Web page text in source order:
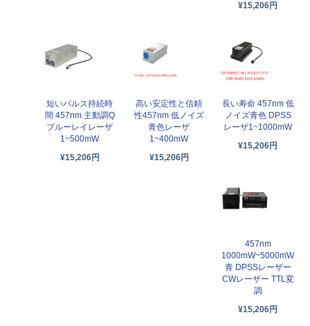
¥15,206円
短いパルス持続時
間 457nm 主動調Q
ブルーレイレーザ
1~500mW
¥15,206円
高い安定性と信頼
性457nm 低ノイズ
青色レーザ
1~400mW
¥15,206円
長い寿命 457nm 低
ノイズ青色 DPSS
レーザ1~1000mW
¥15,206円
457nm
1000mW~5000mW
青 DPSSレーザー
CWレーザー TTL変
調
¥15,206円